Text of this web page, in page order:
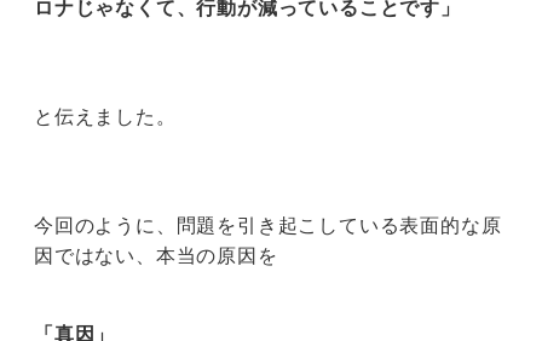
ロナじゃなくて、行動が減っていることです」
と伝えました。
今回のように、問題を引き起こしている表面的な原
因ではない、本当の原因を
「真因」